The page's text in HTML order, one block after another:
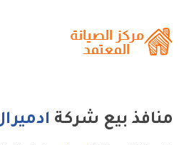
منافذ بيع شركة